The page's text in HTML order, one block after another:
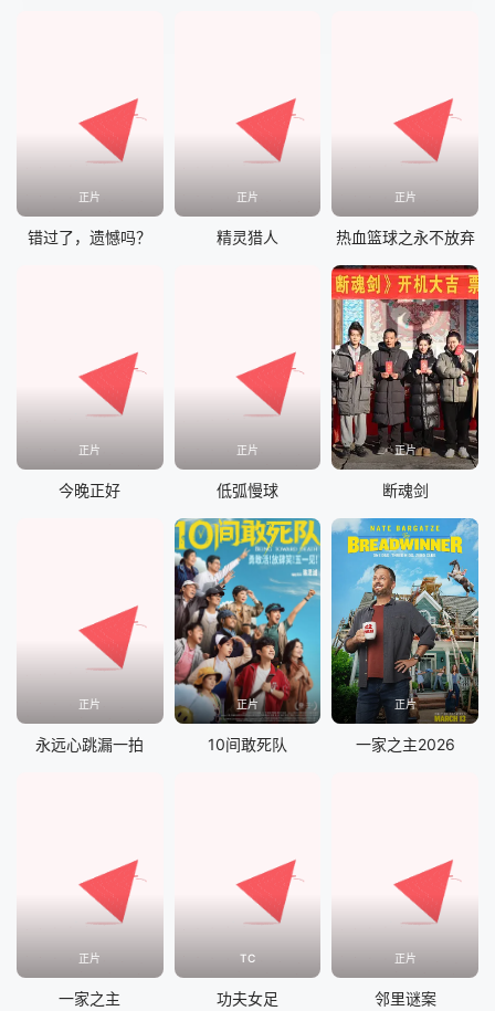
正片
错过了，遗憾吗？
正片
精灵猎人
正片
热血篮球之永不放弃
正片
今晚正好
正片
低弧慢球
正片
断魂剑
正片
永远心跳漏一拍
正片
10间敢死队
正片
一家之主2026
正片
一家之主
TC
功夫女足
正片
邻里谜案